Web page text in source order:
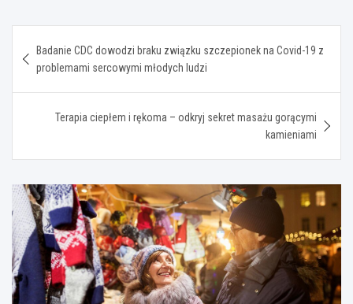
wpisu
Badanie CDC dowodzi braku związku szczepionek na Covid-19 z
problemami sercowymi młodych ludzi
Terapia ciepłem i rękoma – odkryj sekret masażu gorącymi
kamieniami